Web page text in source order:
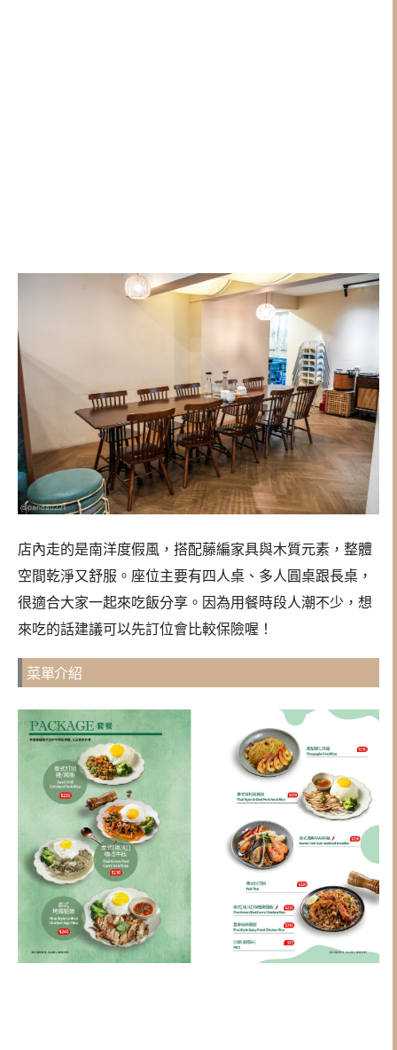
店內走的是南洋度假風，搭配藤編家具與木質元素，整體
空間乾淨又舒服。座位主要有四人桌、多人圓桌跟長桌，
很適合大家一起來吃飯分享。因為用餐時段人潮不少，想
來吃的話建議可以先訂位會比較保險喔！
菜單介紹